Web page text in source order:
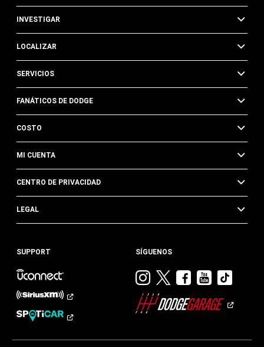
INVESTIGAR
LOCALIZAR
SERVICIOS
FANÁTICOS DE DODGE
COSTO
MI CUENTA
CENTRO DE PRIVACIDAD
LEGAL
SUPPORT SÍGUENOS
Visitar
Dodge
en
Visitar
en
Visitar
en
Visitar
en en